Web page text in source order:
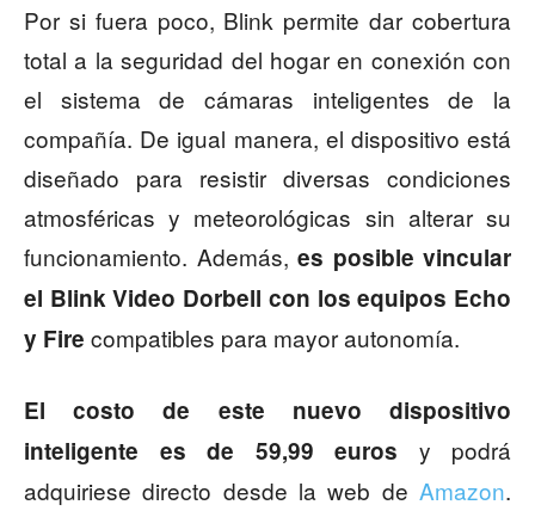
Por si fuera poco, Blink permite dar cobertura
total a la seguridad del hogar en conexión con
el sistema de cámaras inteligentes de la
compañía. De igual manera, el dispositivo está
diseñado para resistir diversas condiciones
atmosféricas y meteorológicas sin alterar su
funcionamiento. Además, es posible vincular
el Blink Video Dorbell con los equipos Echo
y Fire compatibles para mayor autonomía.
El costo de este nuevo dispositivo
inteligente es de 59,99 euros y podrá
adquiriese directo desde la web de Amazon.